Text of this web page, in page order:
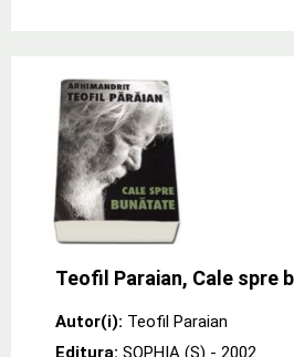
Teofil Paraian, Cale spre
Autor(i): Teofil Paraian
Editura: SOPHIA (S) - 2002